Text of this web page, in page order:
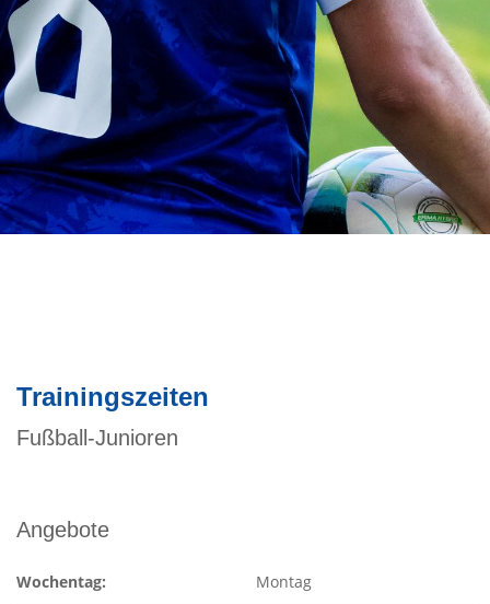
Trainingszeiten
Fußball-Junioren
Angebote
Wochentag: Montag